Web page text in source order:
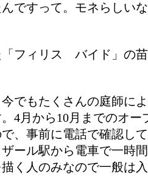
ですって。モネらしい
「フィリス バイド」の
でもたくさんの庭師に
4月から10月までのオー
で、事前に電話で確認し
ール駅から電車で一時
く人のみなので一般は